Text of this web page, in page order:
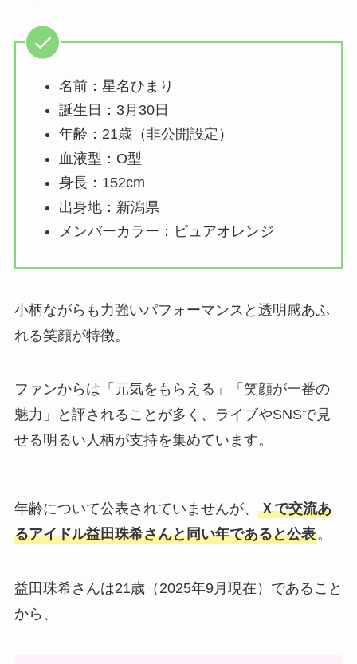
名前：星名ひまり
誕生日：3月30日
年齢：21歳（非公開設定）
血液型：O型
身長：152cm
出身地：新潟県
メンバーカラー：ピュアオレンジ
小柄ながらも力強いパフォーマンスと透明感あふ
れる笑顔が特徴。
ファンからは「元気をもらえる」「笑顔が一番の
魅力」と評されることが多く、ライブやSNSで見
せる明るい人柄が支持を集めています。
年齢について公表されていませんが、 Ｘで交流あ
るアイドル益田珠希さんと同い年であると公表。
益田珠希さんは21歳（2025年9月現在）であること
から、